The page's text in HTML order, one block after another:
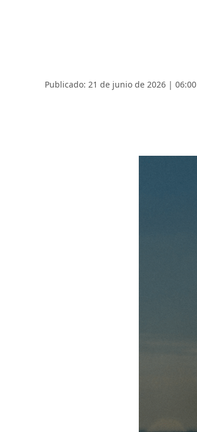
Publicado: 21 de junio de 2026 | 06:00